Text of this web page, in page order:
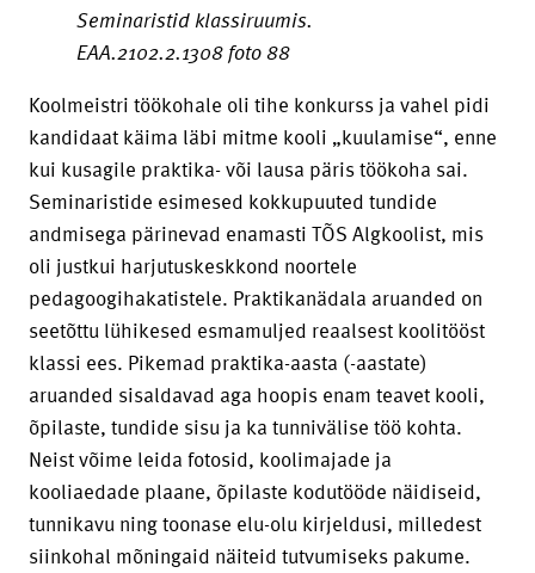
Seminaristid klassiruumis.
EAA.2102.2.1308 foto 88
Koolmeistri töökohale oli tihe konkurss ja vahel pidi
kandidaat käima läbi mitme kooli „kuulamise“, enne
kui kusagile praktika- või lausa päris töökoha sai.
Seminaristide esimesed kokkupuuted tundide
andmisega pärinevad enamasti TÕS Algkoolist, mis
oli justkui harjutuskeskkond noortele
pedagoogihakatistele. Praktikanädala aruanded on
seetõttu lühikesed esmamuljed reaalsest koolitööst
klassi ees. Pikemad praktika-aasta (-aastate)
aruanded sisaldavad aga hoopis enam teavet kooli,
õpilaste, tundide sisu ja ka tunnivälise töö kohta.
Neist võime leida fotosid, koolimajade ja
kooliaedade plaane, õpilaste kodutööde näidiseid,
tunnikavu ning toonase elu-olu kirjeldusi, milledest
siinkohal mõningaid näiteid tutvumiseks pakume.